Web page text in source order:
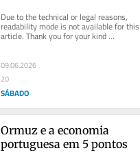
Due to the technical or legal reasons,
readability mode is not available for this
article. Thank you for your kind
understanding.
09.06.2026
20
SÁBADO
Ormuz e a economia
portuguesa em 5 pontos